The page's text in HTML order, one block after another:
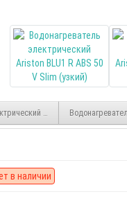
Ariston BLU1 R ABS 80 V
в наличии